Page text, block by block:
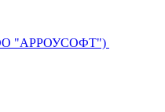
"АРРОУСОФТ")